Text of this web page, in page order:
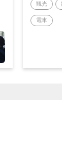
観光
電車